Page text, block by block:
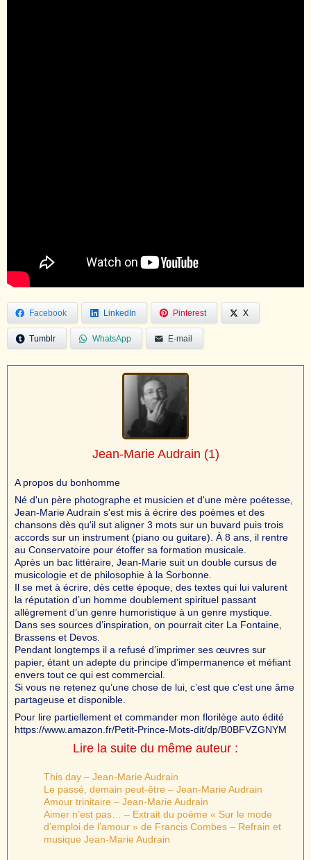
Facebook LinkedIn Pinterest X
Tumblr WhatsApp E-mail
Jean-Marie Audrain (1)
A propos du bonhomme
Né d'un père photographe et musicien et d'une mère poétesse,
Jean-Marie Audrain s'est mis à écrire des poèmes et des
chansons dès qu'il sut aligner 3 mots sur un buvard puis trois
accords sur un instrument (piano ou guitare). À 8 ans, il rentre
au Conservatoire pour étoffer sa formation musicale.
Après un bac littéraire, Jean-Marie suit un double cursus de
musicologie et de philosophie à la Sorbonne.
Il se met à écrire, dès cette époque, des textes qui lui valurent
la réputation d’un homme doublement spirituel passant
allègrement d’un genre humoristique à un genre mystique.
Dans ses sources d’inspiration, on pourrait citer La Fontaine,
Brassens et Devos.
Pendant longtemps il a refusé d’imprimer ses œuvres sur
papier, étant un adepte du principe d’impermanence et méfiant
envers tout ce qui est commercial.
Si vous ne retenez qu’une chose de lui, c’est que c’est une âme
partageuse et disponible.
Pour lire partiellement et commander mon florilège auto édité
https://www.amazon.fr/Petit-Prince-Mots-dit/dp/B0BFVZGNYM
Lire la suite du même auteur :
This day – Jean-Marie Audrain
Le passé, demain peut-être – Jean-Marie Audrain
Amour trinitaire – Jean-Marie Audrain
Aimer n’est pas… – Extrait du poème « Sur le mode
d’emploi de l’amour » de Francis Combes – Refrain et
musique Jean-Marie Audrain